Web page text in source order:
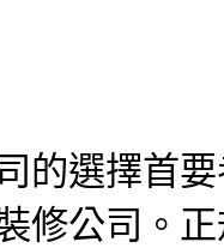
的選擇首
修公司。